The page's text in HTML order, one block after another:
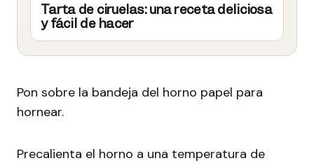
Tarta de ciruelas: una receta deliciosa
y fácil de hacer
Pon sobre la bandeja del horno papel para
hornear.
Precalienta el horno a una temperatura de